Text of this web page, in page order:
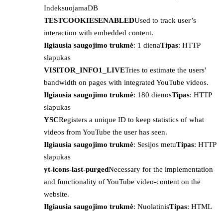
IndeksuojamaDB
TESTCOOKIESENABLEDUsed to track user’s
interaction with embedded content.
Ilgiausia saugojimo trukmė: 1 dienaTipas: HTTP
slapukas
VISITOR_INFO1_LIVETries to estimate the users'
bandwidth on pages with integrated YouTube videos.
Ilgiausia saugojimo trukmė: 180 dienosTipas: HTTP
slapukas
YSCRegisters a unique ID to keep statistics of what
videos from YouTube the user has seen.
Ilgiausia saugojimo trukmė: Sesijos metuTipas: HTTP
slapukas
yt-icons-last-purgedNecessary for the implementation
and functionality of YouTube video-content on the
website.
Ilgiausia saugojimo trukmė: NuolatinisTipas: HTML